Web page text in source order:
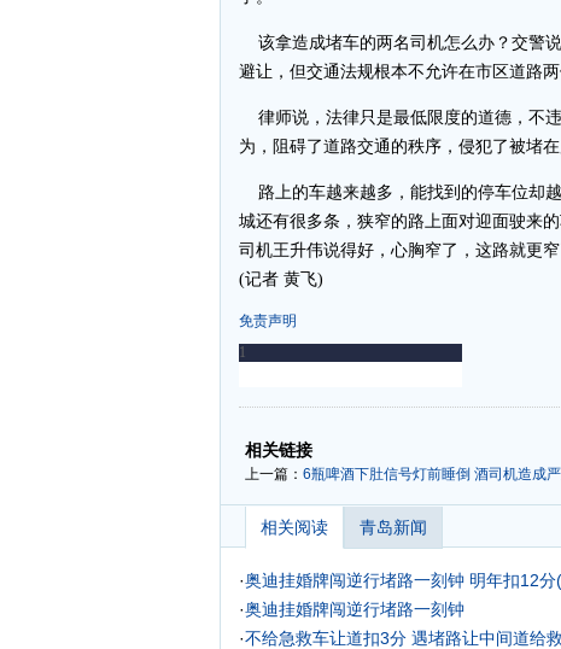
该拿造成堵车的两名司机怎么办？交警
避让，但交通法规根本不允许在市区道路
律师说，法律只是最低限度的道德，不
为，阻碍了道路交通的秩序，侵犯了被堵
路上的车越来越多，能找到的停车位却
城还有很多条，狭窄的路上面对迎面驶来
司机王升伟说得好，心胸窄了，这路就更
(记者 黄飞)
免责声明
-
相关链接
上一篇： 6瓶啤酒下肚信号灯前睡倒 酒司机造成
相关阅读 青岛新闻
·奥迪挂婚牌闯逆行堵路一刻钟 明年扣12分
·奥迪挂婚牌闯逆行堵路一刻钟
·不给急救车让道扣3分 遇堵路让中间道给